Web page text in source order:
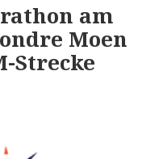
am
Moen
Strecke